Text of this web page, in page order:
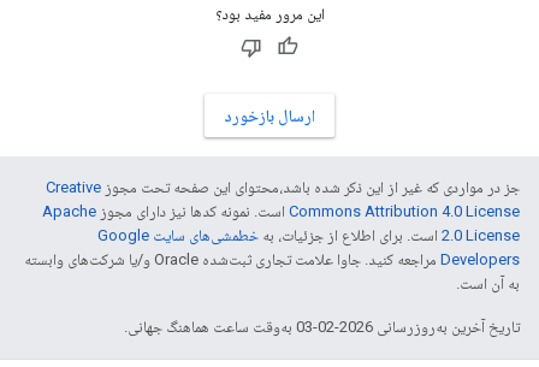
این مرور مفید بود؟
ارسال بازخورد
جز در مواردی که غیر از این ذکر شده باشد،‌محتوای این صفحه تحت مجوز Creative
Commons Attribution 4.0 License است. نمونه کدها نیز دارای مجوز Apache
2.0 License است. برای اطلاع از جزئیات، به
خطمشی‌های سایت Google
Developers‏
مراجعه کنید. جاوا علامت تجاری ثبت‌شده Oracle و/یا شرکت‌های وابسته
به آن است.
تاریخ آخرین به‌روزرسانی 2026-02-03 به‌وقت ساعت هماهنگ جهانی.